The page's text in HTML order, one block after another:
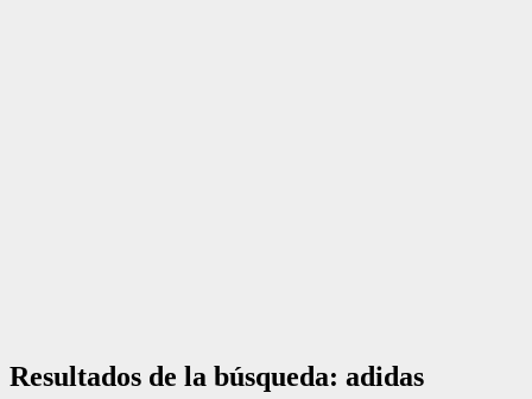
Resultados de la búsqueda: adidas